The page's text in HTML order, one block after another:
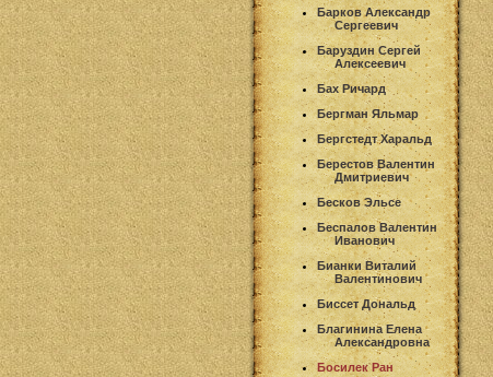
Барков Александр
Сергеевич
Баруздин Сергей
Алексеевич
Бах Ричард
Бергман Яльмар
Бергстедт Харальд
Берестов Валентин
Дмитриевич
Бесков Эльсе
Беспалов Валентин
Иванович
Бианки Виталий
Валентинович
Биссет Дональд
Благинина Елена
Александровна
Босилек Ран